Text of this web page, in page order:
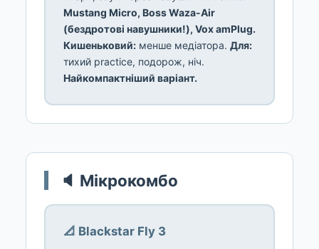
Mustang Micro, Boss Waza-Air
(бездротові навушники!), Vox amPlug.
Кишеньковий: менше медіатора. Для:
тихий practice, подорож, ніч.
Найкомпактніший варіант.
🔈 Мікрокомбо
📐 Blackstar Fly 3